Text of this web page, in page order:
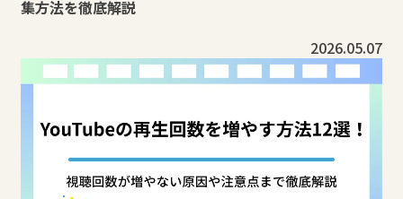
集方法を徹底解説
2026.05.07